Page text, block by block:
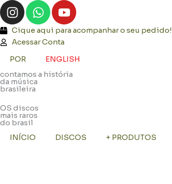
Ir
para
o
conteúdo
I
n
s
t
a
g
r
a
m
W
h
a
t
p
Y
o
u
t
u
b
e
Cique aqui para acompanhar o seu pedido!
Acessar Conta
POR
ENGLISH
contamos a história
da música
brasileira
OS discos
mais raros
do brasil
INÍCIO
DISCOS + PRODUTOS